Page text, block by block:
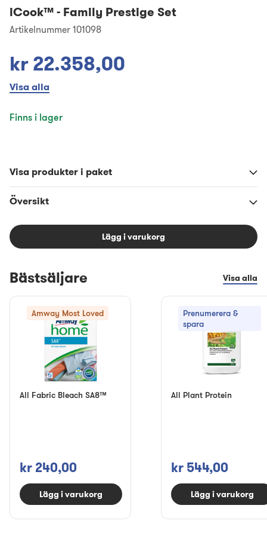
iCook™- Family Prestige Set
Artikelnummer 101098
kr 22.358,00
Visa alla
Finns i lager
Visa produkter i paket
Översikt
Lägg i varukorg
Bästsäljare Visa alla
Amway Most Loved
All Fabric Bleach SA8™
kr 240,00
Lägg i varukorg
Prenumerera &
spara
All Plant Protein
kr 544,00
Lägg i varukorg